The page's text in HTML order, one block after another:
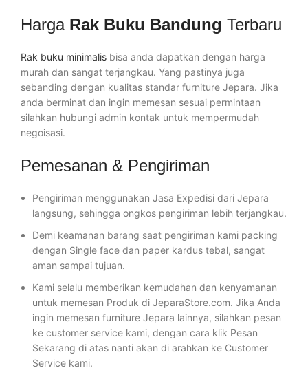
Harga Rak Buku Bandung Terbaru
Rak buku minimalis bisa anda dapatkan dengan harga
murah dan sangat terjangkau. Yang pastinya juga
sebanding dengan kualitas standar furniture Jepara. Jika
anda berminat dan ingin memesan sesuai permintaan
silahkan hubungi admin kontak untuk mempermudah
negoisasi.
Pemesanan & Pengiriman
Pengiriman menggunakan Jasa Expedisi dari Jepara
langsung, sehingga ongkos pengiriman lebih terjangkau.
Demi keamanan barang saat pengiriman kami packing
dengan Single face dan paper kardus tebal, sangat
aman sampai tujuan.
Kami selalu memberikan kemudahan dan kenyamanan
untuk memesan Produk di JeparaStore.com. Jika Anda
ingin memesan furniture Jepara lainnya, silahkan pesan
ke customer service kami, dengan cara klik Pesan
Sekarang di atas nanti akan di arahkan ke Customer
Service kami.